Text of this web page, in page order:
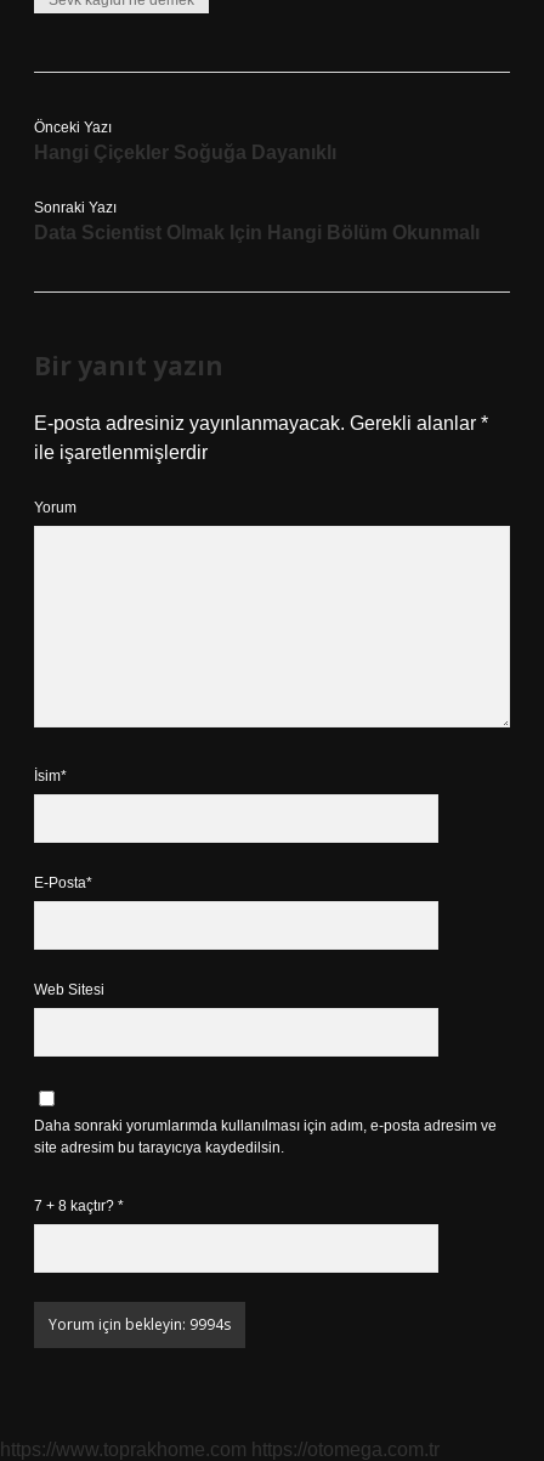
Önceki Yazı
Hangi Çiçekler Soğuğa Dayanıklı
Sonraki Yazı
Data Scientist Olmak Için Hangi Bölüm Okunmalı
Bir yanıt yazın
E-posta adresiniz yayınlanmayacak. Gerekli alanlar *
ile işaretlenmişlerdir
Yorum
İsim*
E-Posta*
Web Sitesi
Daha sonraki yorumlarımda kullanılması için adım, e-posta adresim ve
site adresim bu tarayıcıya kaydedilsin.
7 + 8 kaçtır? *
https://www.toprakhome.com https://otomega.com.tr